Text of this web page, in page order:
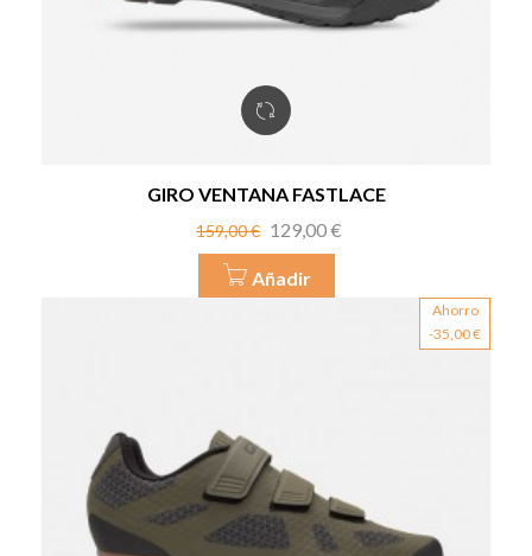
GIRO VENTANA FASTLACE
Precio
159,00 € Precio
129,00 €
Añadir
Ahorro
-35,00 €